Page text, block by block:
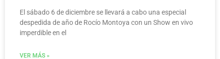
El sábado 6 de diciembre se llevará a cabo una especial
despedida de año de Rocío Montoya con un Show en vivo
imperdible en el
VER MÁS »